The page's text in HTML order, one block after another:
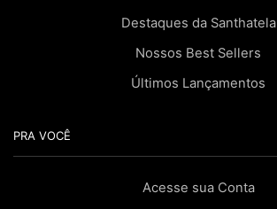
Destaques da Santhatela
Nossos Best Sellers
Últimos Lançamentos
PRA VOCÊ
Acesse sua Conta